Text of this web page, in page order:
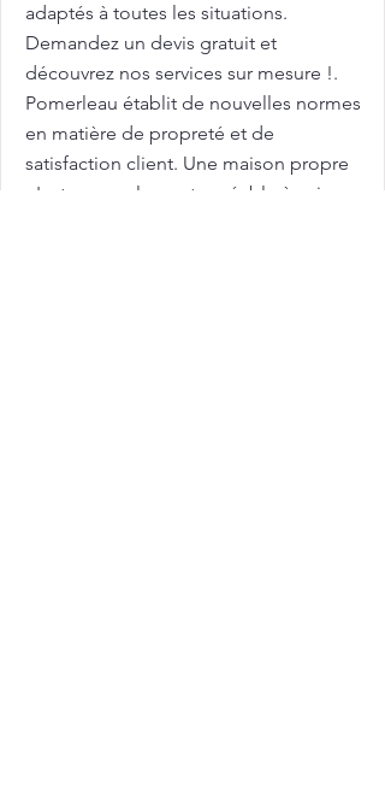
adaptés à toutes les situations.
Demandez un devis gratuit et
découvrez nos services sur mesure !.
Pomerleau établit de nouvelles normes
en matière de propreté et de
satisfaction client. Une maison propre
n'est pas seulement agréable à voir,